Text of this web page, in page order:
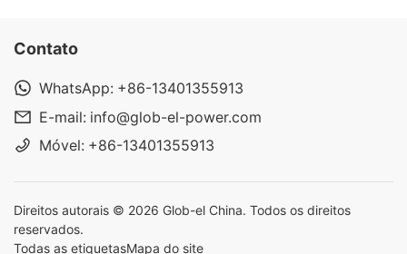
Contato
WhatsApp: +86-13401355913
E-mail: info@glob-el-power.com
Móvel: +86-13401355913
Direitos autorais © 2026 Glob-el China. Todos os direitos
reservados.
Todas as etiquetasMapa do site